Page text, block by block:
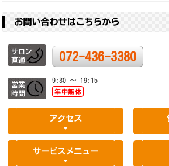
お問い合わせはこちらから
072-436-3380
9:30 ～ 19:15
年中無休
アクセス
サービスメニュー